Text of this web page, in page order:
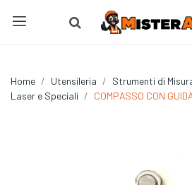
Home Utensileria Strumenti di
Laser e Speciali
COMPASSO CON